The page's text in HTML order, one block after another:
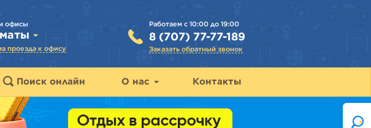
Работаем с 10:00 до 19:00
8 (707) 77-77-189
Заказать обратный звонок
офисы
проезда к офису
Поиск онлайн О нас Контакты